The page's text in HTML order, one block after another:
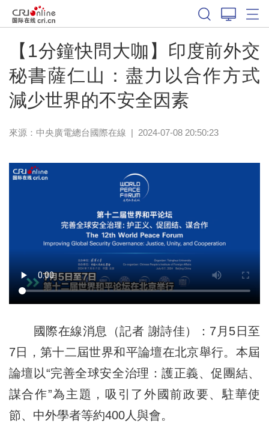
【1分鐘快問大咖】印度前外交
秘書薩仁山：盡力以合作方式
減少世界的不安全因素
來源：中央廣電總台國際在線 | 2024-07-08 20:50:23
國際在線消息（記者 謝詩佳）：7月5日至
7日，第十二屆世界和平論壇在北京舉行。本屆
論壇以“完善全球安全治理：護正義、促團結、
謀合作”為主題，吸引了外國前政要、駐華使
節、中外學者等約400人與會。